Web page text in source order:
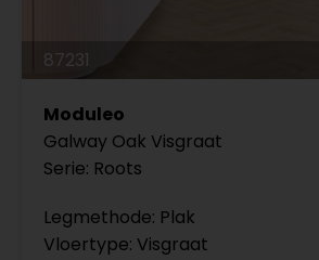
87231
Moduleo
Galway Oak Visgraat
Serie: Roots
Legmethode: Plak
Vloertype: Visgraat